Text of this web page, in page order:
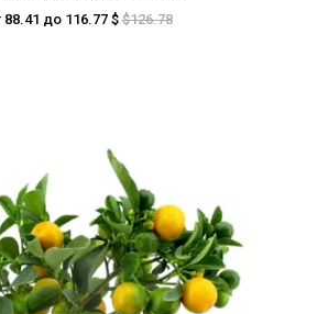
88.41 до 116.77 $$126.78